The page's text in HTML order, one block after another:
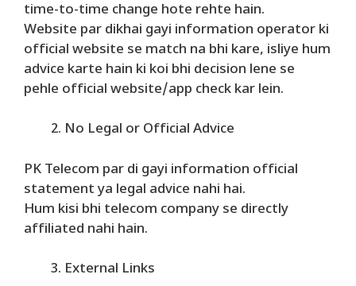
time-to-time change hote rehte hain.
Website par dikhai gayi information operator ki
official website se match na bhi kare, isliye hum
advice karte hain ki koi bhi decision lene se
pehle official website/app check kar lein.
No Legal or Official Advice
PK Telecom par di gayi information official
statement ya legal advice nahi hai.
Hum kisi bhi telecom company se directly
affiliated nahi hain.
External Links